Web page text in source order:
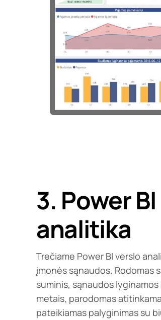
3. Power
analitika
Trečiame Power BI verslo
įmonės sąnaudos. Rodomas
suminis, sąnaudos
metais, parodomas
pateikiamas palyginimas su